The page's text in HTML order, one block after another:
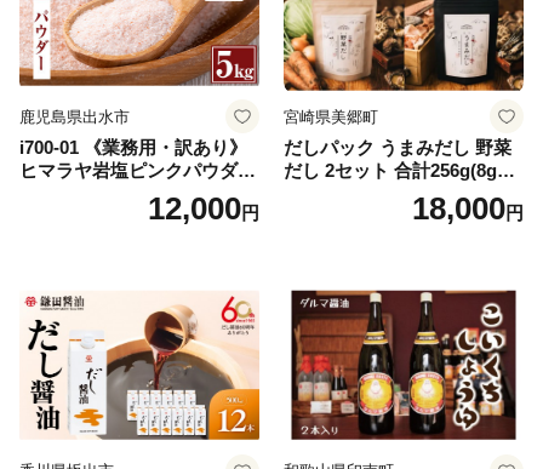
鹿児島県出水市
i700-01 《業務用・訳あり》
ヒマラヤ岩塩ピンクパウダー
タイプ(5kg) 岩塩 塩 調味料
しお 保存料不使用 天然 パウ
ティースマイル】
12,000円
宮崎県美郷町
だしパック うまみだし 野菜
だし 2セット 合計256g(8g×8
パック×2種×2セット) [岡田商
店 宮崎県 美郷町 31ac0069]
18,000円